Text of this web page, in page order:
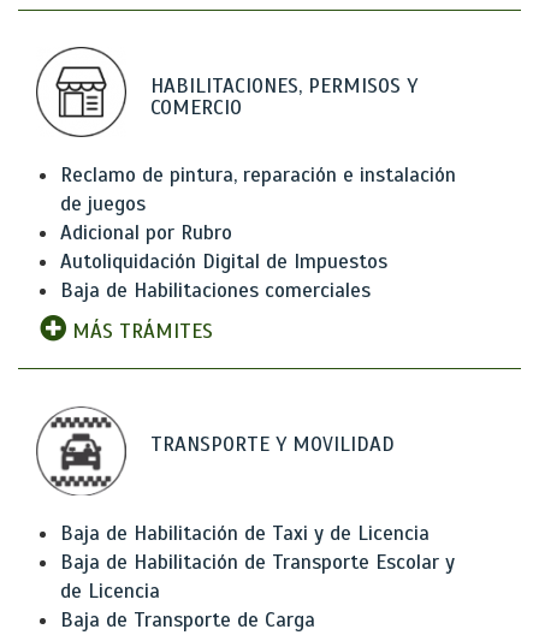
HABILITACIONES, PERMISOS Y
COMERCIO
Reclamo de pintura, reparación e instalación
de juegos
Adicional por Rubro
Autoliquidación Digital de Impuestos
Baja de Habilitaciones comerciales
MÁS TRÁMITES
TRANSPORTE Y MOVILIDAD
Baja de Habilitación de Taxi y de Licencia
Baja de Habilitación de Transporte Escolar y
de Licencia
Baja de Transporte de Carga